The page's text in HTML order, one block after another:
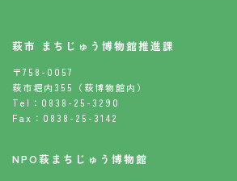
萩市 まちじゅう博物館推進課
〒758-0057
萩市堀内355（萩博物館内）
Tel：0838-25-3290
Fax：0838-25-3142
NPO萩まちじゅう博物館